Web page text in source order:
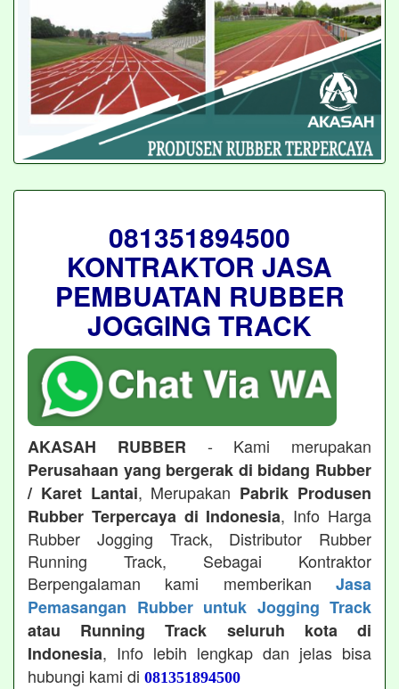
081351894500
KONTRAKTOR JASA
PEMBUATAN RUBBER
JOGGING TRACK
AKASAH RUBBER - Kami merupakan
Perusahaan yang bergerak di bidang Rubber
/ Karet Lantai, Merupakan Pabrik Produsen
Rubber Terpercaya di Indonesia, Info Harga
Rubber Jogging Track, Distributor Rubber
Running Track, Sebagai Kontraktor
Berpengalaman kami memberikan Jasa
Pemasangan Rubber untuk Jogging Track
atau Running Track seluruh kota di
Indonesia, Info lebih lengkap dan jelas bisa
hubungi kami di 081351894500